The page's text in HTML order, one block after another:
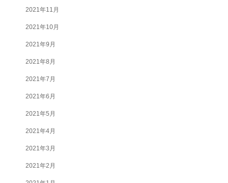
2021年11月
2021年10月
2021年9月
2021年8月
2021年7月
2021年6月
2021年5月
2021年4月
2021年3月
2021年2月